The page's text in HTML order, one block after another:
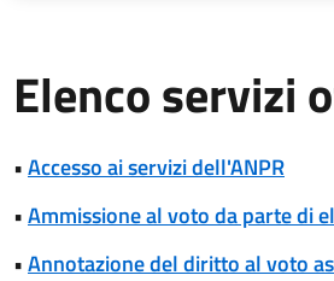
Elenco servizi
•Accesso ai servizi dell'ANPR
•Ammissione al voto da parte di
•Annotazione del diritto al voto